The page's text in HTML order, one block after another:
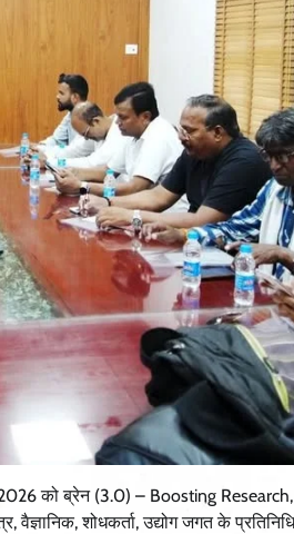
2026 को ब्रेन (3.0) – Boosting
शोधकर्ता, उद्योग जगत के